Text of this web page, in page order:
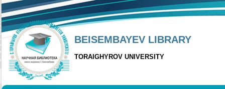
BEISEMBAYEV LIBRARY
TORAIGHYROV UNIVERSITY